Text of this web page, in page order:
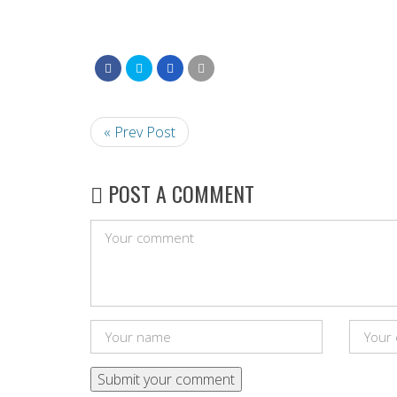
« Prev Post
POST A COMMENT